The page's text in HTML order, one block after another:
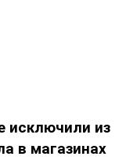
исключили из
в магазинах